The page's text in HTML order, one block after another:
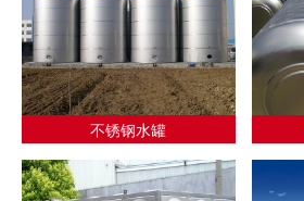
不锈钢水罐